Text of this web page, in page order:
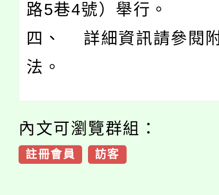
路5巷4號）舉行。
四、 詳細資訊請參閱
法。
內文可瀏覽群組：
註冊會員 訪客